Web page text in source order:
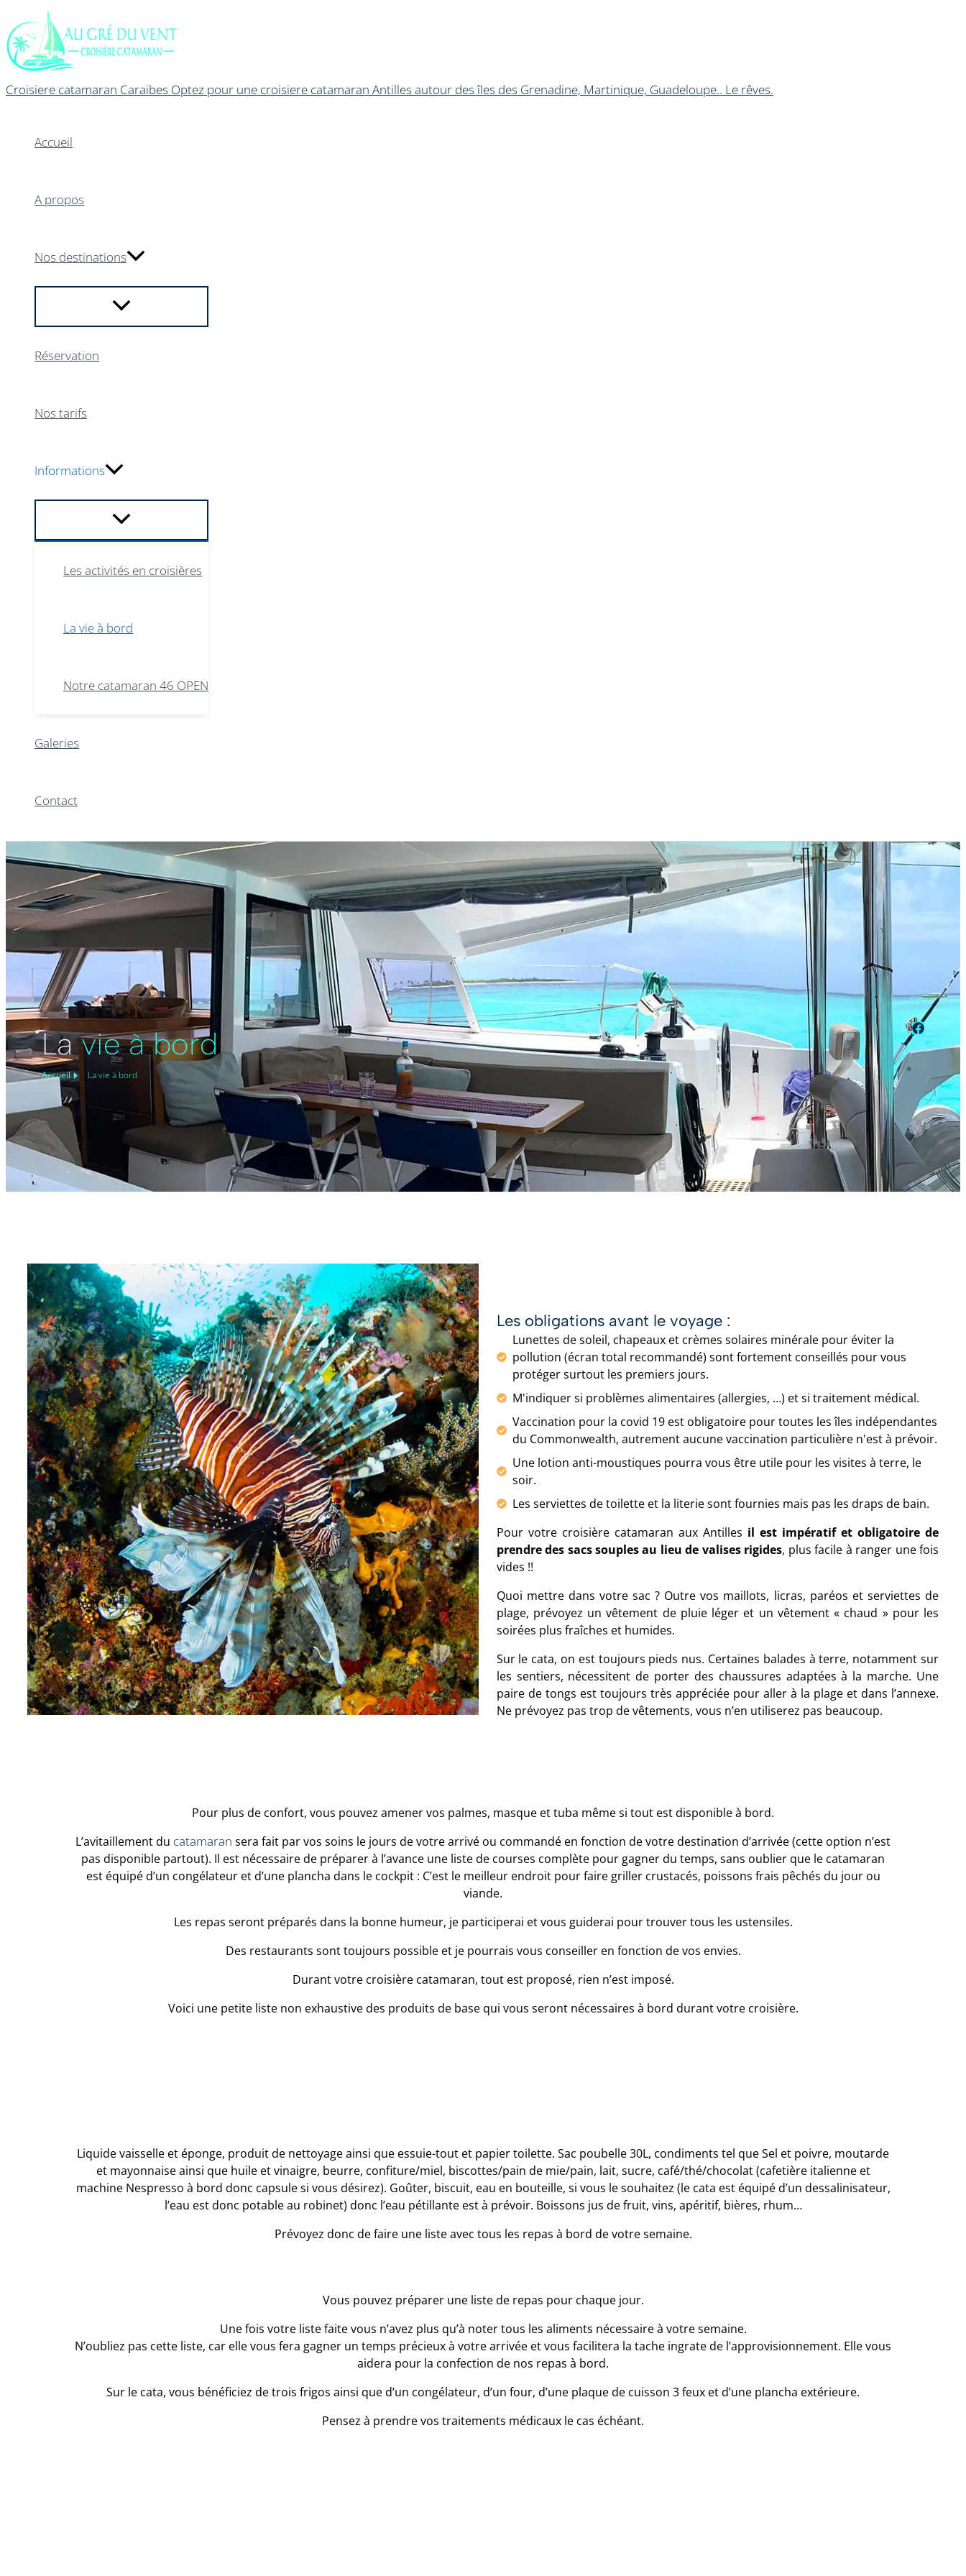
au
contenu
Croisiere catamaran Caraibes Optez pour une croisiere catamaran Antilles autour des îles des Grenadine, Martinique, Guadeloupe.. Le rêves.
Accueil
A propos
Nos destinations
Réservation
Nos tarifs
Informations
Les activités en croisières
La vie à bord
Notre catamaran 46 OPEN
Galeries
Contact
Lavie à bord
Accueil La vie à bord
Les obligations avant le voyage :
Lunettes de soleil, chapeaux et crèmes solaires minérale pour éviter la
pollution (écran total recommandé) sont fortement conseillés pour vous
protéger surtout les premiers jours.
M'indiquer si problèmes alimentaires (allergies, …) et si traitement médical.
Vaccination pour la covid 19 est obligatoire pour toutes les îles indépendantes
du Commonwealth, autrement aucune vaccination particulière n'est à prévoir.
Une lotion anti-moustiques pourra vous être utile pour les visites à terre, le
soir.
Les serviettes de toilette et la literie sont fournies mais pas les draps de bain.
Pour votre croisière catamaran aux Antilles il est impératif et obligatoire de
prendre des sacs souples au lieu de valises rigides, plus facile à ranger une fois
vides !!
Quoi mettre dans votre sac ? Outre vos maillots, licras, paréos et serviettes de
plage, prévoyez un vêtement de pluie léger et un vêtement « chaud » pour les
soirées plus fraîches et humides.
Sur le cata, on est toujours pieds nus. Certaines balades à terre, notamment sur
les sentiers, nécessitent de porter des chaussures adaptées à la marche. Une
paire de tongs est toujours très appréciée pour aller à la plage et dans l’annexe.
Ne prévoyez pas trop de vêtements, vous n’en utiliserez pas beaucoup.
Pour plus de confort, vous pouvez amener vos palmes, masque et tuba même si tout est disponible à bord.
L’avitaillement du catamaran sera fait par vos soins le jours de votre arrivé ou commandé en fonction de votre destination d’arrivée (cette option n’est
pas disponible partout). Il est nécessaire de préparer à l’avance une liste de courses complète pour gagner du temps, sans oublier que le catamaran
est équipé d’un congélateur et d’une plancha dans le cockpit : C’est le meilleur endroit pour faire griller crustacés, poissons frais pêchés du jour ou
viande.
Les repas seront préparés dans la bonne humeur, je participerai et vous guiderai pour trouver tous les ustensiles.
Des restaurants sont toujours possible et je pourrais vous conseiller en fonction de vos envies.
Durant votre croisière catamaran, tout est proposé, rien n’est imposé.
Voici une petite liste non exhaustive des produits de base qui vous seront nécessaires à bord durant votre croisière.
Liquide vaisselle et éponge, produit de nettoyage ainsi que essuie-tout et papier toilette. Sac poubelle 30L, condiments tel que Sel et poivre, moutarde
et mayonnaise ainsi que huile et vinaigre, beurre, confiture/miel, biscottes/pain de mie/pain, lait, sucre, café/thé/chocolat (cafetière italienne et
machine Nespresso à bord donc capsule si vous désirez). Goûter, biscuit, eau en bouteille, si vous le souhaitez (le cata est équipé d’un dessalinisateur,
l’eau est donc potable au robinet) donc l’eau pétillante est à prévoir. Boissons jus de fruit, vins, apéritif, bières, rhum…
Prévoyez donc de faire une liste avec tous les repas à bord de votre semaine.
Vous pouvez préparer une liste de repas pour chaque jour.
Une fois votre liste faite vous n’avez plus qu’à noter tous les aliments nécessaire à votre semaine.
N’oubliez pas cette liste, car elle vous fera gagner un temps précieux à votre arrivée et vous facilitera la tache ingrate de l’approvisionnement. Elle vous
aidera pour la confection de nos repas à bord.
Sur le cata, vous bénéficiez de trois frigos ainsi que d’un congélateur, d’un four, d’une plaque de cuisson 3 feux et d’une plancha extérieure.
Pensez à prendre vos traitements médicaux le cas échéant.